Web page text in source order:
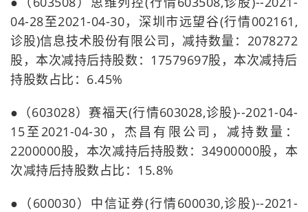
04-28至2021-04-30，深圳市远望谷(行情002161,
诊股)信息技术股份有限公司，减持数量：2078272
股，本次减持后持股数：17579697股，本次减持后
持股数占比：6.45%
●（603028）赛福天(行情603028,诊股)--2021-04-
15至2021-04-30，杰昌有限公司，减持数量：
2200000股，本次减持后持股数：34900000股，本
次减持后持股数占比：15.8%
●（600030）中信证券(行情600030,诊股)--2021-